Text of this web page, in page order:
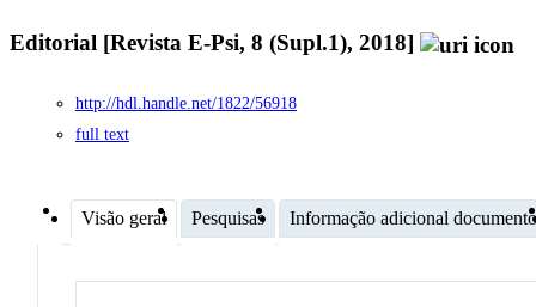
Editorial [Revista E-Psi, 8 (Supl.1), 2018]
http://hdl.handle.net/1822/56918
full text
Visão geral Pesquisas Informação adicional documento